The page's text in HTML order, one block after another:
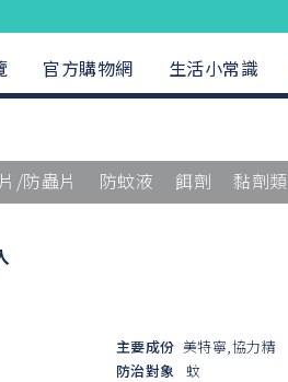
官方購物網 生活小常識
/防蟲片 防蚊液 餌劑 黏劑類
主要成份 美特寧,協力精
防治對象
蚊